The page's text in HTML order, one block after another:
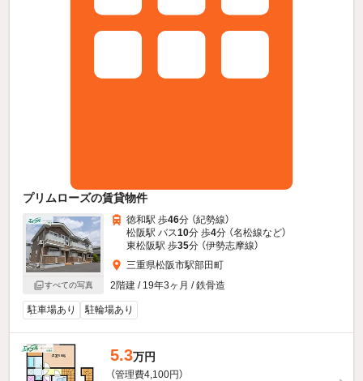
プリムローズの賃貸物件
すべての写真
徳和駅 歩46分 （紀勢線）
松阪駅 バス10分 歩4分 （名松線など）
東松阪駅 歩35分 （伊勢志摩線）
三重県松阪市駅部田町
2階建 / 19年3ヶ月 / 鉄骨造
駐車場あり 駐輪場あり
5.3万円
（管理費4,100円）